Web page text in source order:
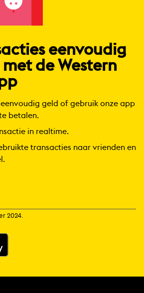
eenvoudig
de Western
eenvoudig geld of gebruik onze app
betalen.
in realtime.
transacties naar vrienden en
2024.